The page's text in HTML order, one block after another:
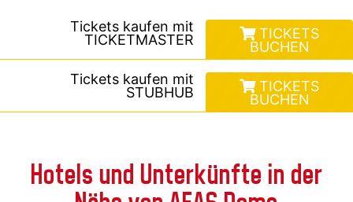
Tickets kaufen mit
TICKETMASTER
TICKETS
BUCHEN
Tickets kaufen mit
STUBHUB
TICKETS
BUCHEN
Hotels und Unterkünfte in der